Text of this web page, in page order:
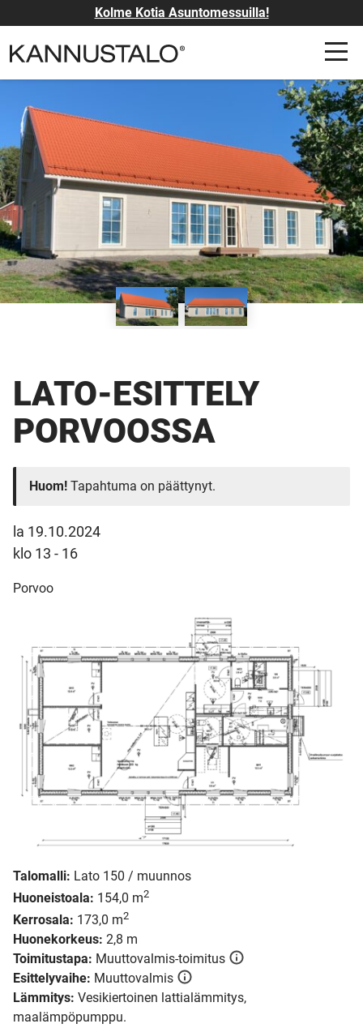
Kolme Kotia Asuntomessuilla!
LATO-ESITTELY
PORVOOSSA
Huom! Tapahtuma on päättynyt.
la 19.10.2024
klo 13 - 16
Porvoo
Talomalli: Lato 150 / muunnos
Huoneistoala: 154,0 m2
Kerrosala: 173,0 m2
Huonekorkeus: 2,8 m
Toimitustapa: Muuttovalmis-toimitus
Esittelyvaihe: Muuttovalmis
Lämmitys: Vesikiertoinen lattialämmitys,
maalämpöpumppu.